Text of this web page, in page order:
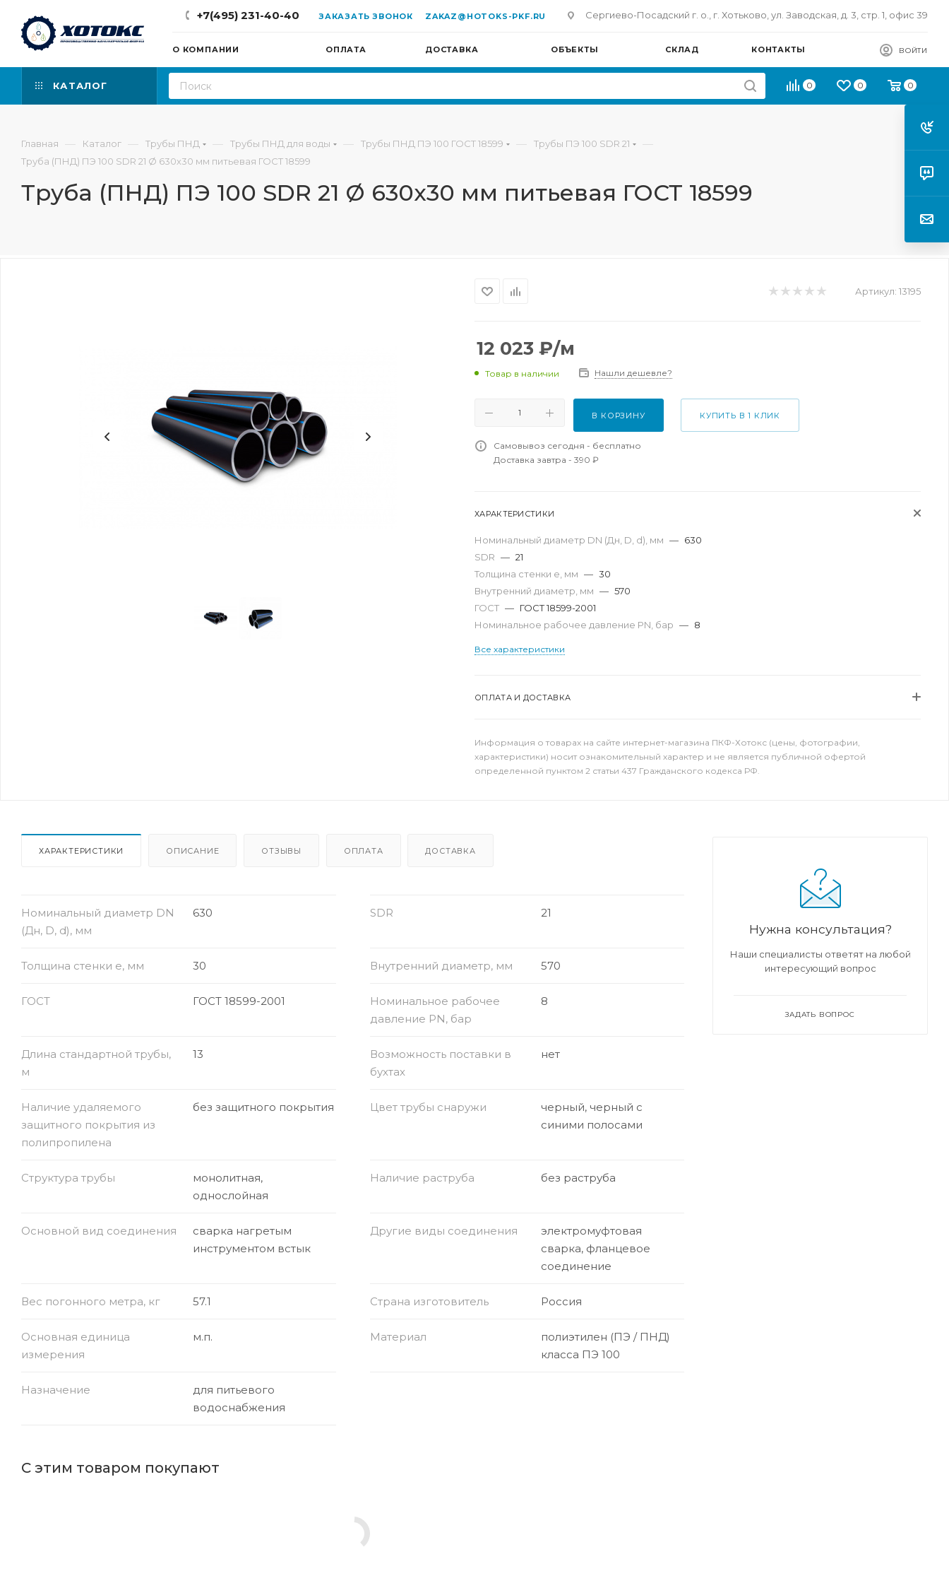
+7(495) 231-40-40 ЗАКАЗАТЬ ЗВОНОК ZAKAZ@HOTOKS-PKF.RU Сергиево-Посадский г. о., г. Хотьково, ул. Заводская, д. 3, стр. 1, офис 39
О КОМПАНИИ ОПЛАТА ДОСТАВКА ОБЪЕКТЫ СКЛАД КОНТАКТЫ ВОЙТИ
КАТАЛОГ 0 0 0
Главная — Каталог — Трубы ПНД — Трубы ПНД для воды — Трубы ПНД ПЭ 100 ГОСТ 18599 — Трубы ПЭ 100 SDR 21 —
Труба (ПНД) ПЭ 100 SDR 21 Ø 630х30 мм питьевая ГОСТ 18599
Труба (ПНД) ПЭ 100 SDR 21 Ø 630х30 мм питьевая ГОСТ 18599
Артикул: 13195
12 023 ₽/м
Товар в наличии Нашли дешевле?
В КОРЗИНУ КУПИТЬ В 1 КЛИК
Самовывоз сегодня - бесплатно
Доставка завтра - 390 ₽
ХАРАКТЕРИСТИКИ
Номинальный диаметр DN (Дн, D, d), мм — 630
SDR — 21
Толщина стенки e, мм — 30
Внутренний диаметр, мм — 570
ГОСТ — ГОСТ 18599-2001
Номинальное рабочее давление PN, бар — 8
Все характеристики
ОПЛАТА И ДОСТАВКА
Информация о товарах на сайте интернет-магазина ПКФ-Хотокс (цены, фотографии,
характеристики) носит ознакомительный характер и не является публичной офертой
определенной пунктом 2 статьи 437 Гражданского кодекса РФ.
ХАРАКТЕРИСТИКИ ОПИСАНИЕ ОТЗЫВЫ ОПЛАТА ДОСТАВКА
Номинальный диаметр DN
(Дн, D, d), мм
630 SDR 21
Толщина стенки e, мм 30 Внутренний диаметр, мм 570
ГОСТ ГОСТ 18599-2001
Номинальное рабочее
давление PN, бар
8
Длина стандартной трубы,
м
13
Возможность поставки в
бухтах
нет
Наличие удаляемого
защитного покрытия из
полипропилена
без защитного покрытия Цвет трубы снаружи
черный, черный с
синими полосами
Структура трубы
монолитная,
однослойная
Наличие раструба без раструба
Основной вид соединения
сварка нагретым
инструментом встык
Другие виды соединения
электромуфтовая
сварка, фланцевое
соединение
Вес погонного метра, кг 57.1 Страна изготовитель Россия
Основная единица
измерения
м.п. Материал
полиэтилен (ПЭ / ПНД)
класса ПЭ 100
Назначение
для питьевого
водоснабжения
С этим товаром покупают
Нужна консультация?
Наши специалисты ответят на любой
интересующий вопрос
ЗАДАТЬ ВОПРОС